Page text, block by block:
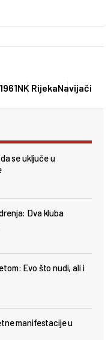
NK RijekaNavijači
se uključe u
Dva kluba
Evo što nudi, ali i
manifestacije u